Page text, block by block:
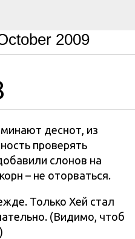
2009
деснот, из
проверять
слонов на
– не оторваться.
Только Хей стал
(Видимо, чтоб